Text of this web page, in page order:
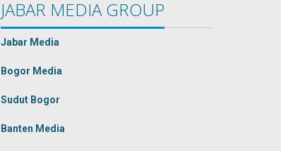
JABAR MEDIA GROUP
Jabar Media
Bogor Media
Sudut Bogor
Banten Media